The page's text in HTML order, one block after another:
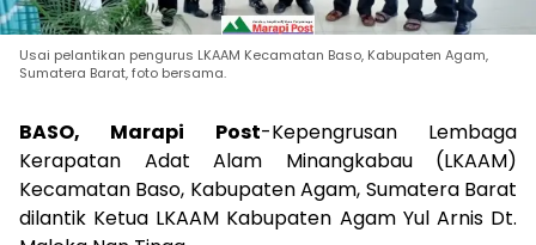
Usai pelantikan pengurus LKAAM Kecamatan Baso, Kabupaten Agam,
Sumatera Barat, foto bersama.
BASO, Marapi Post-Kepengrusan Lembaga
Kerapatan Adat Alam Minangkabau (LKAAM)
Kecamatan Baso, Kabupaten Agam, Sumatera Barat
dilantik Ketua LKAAM Kabupaten Agam Yul Arnis Dt.